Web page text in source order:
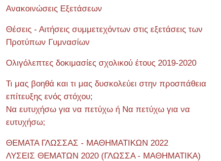
Ανακοινώσεις Εξετάσεων
Θέσεις - Αιτήσεις συμμετεχόντων στις εξετάσεις των
Προτύπων Γυμνασίων
Ολιγόλεπτες δοκιμασίες σχολικού έτους 2019-2020
Τι μας βοηθά και τι μας δυσκολεύει στην προσπάθεια
επίτευξης ενός στόχου;
Να ευτυχήσω για να πετύχω ή Να πετύχω για να
ευτυχήσω;
ΘΕΜΑΤΑ ΓΛΩΣΣΑΣ - ΜΑΘΗΜΑΤΙΚΩΝ 2022
ΛΥΣΕΙΣ ΘΕΜΑΤΩΝ 2020 (ΓΛΩΣΣΑ - ΜΑΘΗΜΑΤΙΚΑ)